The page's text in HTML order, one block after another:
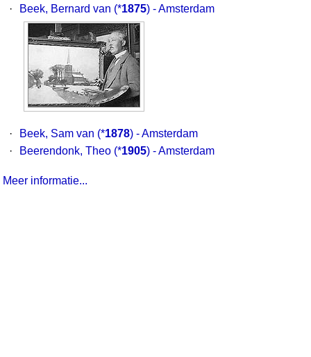
· Beek, Bernard van (*1875) - Amsterdam
· Beek, Sam van (*1878) - Amsterdam
·
Beerendonk, Theo (*1905) - Amsterdam
Meer informatie...